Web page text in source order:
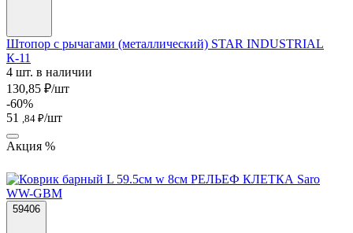
Штопор с рычагами (металлический) STAR INDUSTRIAL
К-11
4 шт. в наличии
130,85 ₽/шт
-60%
51
,84 ₽/шт
Акция %
59406